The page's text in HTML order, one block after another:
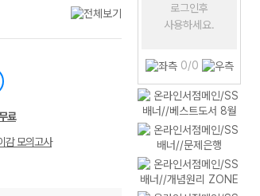
료
감 모의고사
로그인후
사용하세요.
0/0